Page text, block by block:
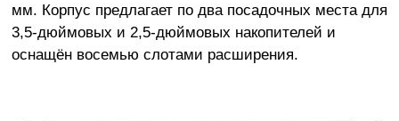
мм. Корпус предлагает по два посадочных места для
3,5-дюймовых и 2,5-дюймовых накопителей и
оснащён восемью слотами расширения.